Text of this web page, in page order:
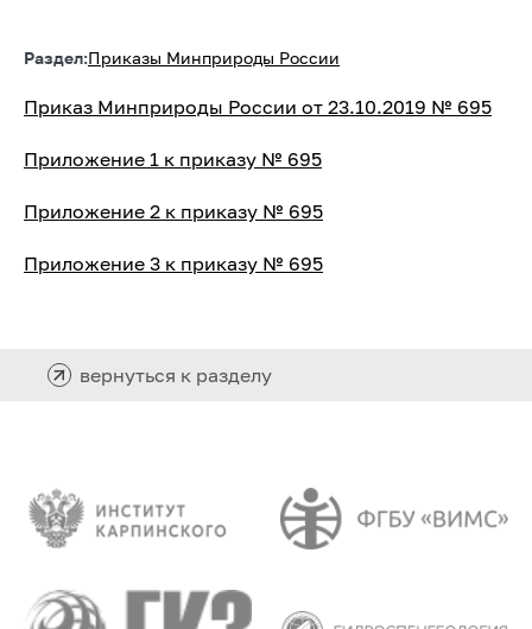
Раздел:Приказы Минприроды России
Приказ Минприроды России от 23.10.2019 № 695
Приложение 1 к приказу № 695
Приложение 2 к приказу № 695
Приложение 3 к приказу № 695
вернуться к разделу